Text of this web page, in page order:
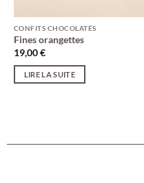
CONFITS CHOCOLATÉS
Fines orangettes
19,00€
LIRE LA SUITE